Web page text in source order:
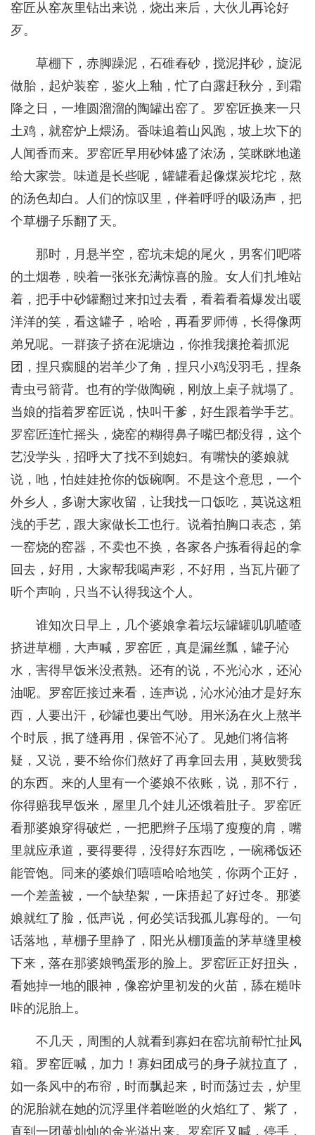
窑匠从窑灰里钻出来说，烧出来后，大伙儿再论好
歹。
草棚下，赤脚躁泥，石碓舂砂，搅泥拌砂，旋泥
做胎，起炉装窑，鉴火上釉，忙了白露赶秋分，到霜
降之日，一堆圆溜溜的陶罐出窑了。罗窑匠换来一只
土鸡，就窑炉上煨汤。香味追着山风跑，坡上坎下的
人闻香而来。罗窑匠早用砂钵盛了浓汤，笑眯眯地递
给大家尝。味道是长些呢，罐罐看起像煤炭坨坨，熬
的汤色却白。人们的惊叹里，伴着呼呼的吸汤声，把
个草棚子乐翻了天。
那时，月悬半空，窑坑未熄的尾火，男客们吧嗒
的土烟卷，映着一张张充满惊喜的脸。女人们扎堆站
着，把手中砂罐翻过来扣过去看，看着看着爆发出暖
洋洋的笑，看这罐子，哈哈，再看罗师傅，长得像两
弟兄呢。一群孩子挤在泥塘边，你推我攘抢着抓泥
团，捏只瘸腿的岩羊少了角，捏只小鸡没羽毛，捏条
青虫弓箭背。也有的学做陶碗，刚放上桌子就塌了。
当娘的指着罗窑匠说，快叫干爹，好生跟着学手艺。
罗窑匠连忙摇头，烧窑的糊得鼻子嘴巴都没得，这个
艺没学头，招呼大了找不到媳妇。有嘴快的婆娘就
说，吔，怕娃娃抢你的饭碗啊。不是这个意思，一个
外乡人，多谢大家收留，让我找一口饭吃，莫说这粗
浅的手艺，跟大家做长工也行。说着拍胸口表态，第
一窑烧的窑器，不卖也不换，各家各户拣看得起的拿
回去，好用，大家帮我喝声彩，不好用，当瓦片砸了
听个声响，只当不认得我这个人。
谁知次日早上，几个婆娘拿着坛坛罐罐叽叽喳喳
挤进草棚，大声喊，罗窑匠，真是漏丝瓢，罐子沁
水，害得早饭米没煮熟。还有的说，不光沁水，还沁
油呢。罗窑匠接过来看，连声说，沁水沁油才是好东
西，人要出汗，砂罐也要出气唦。用米汤在火上熬半
个时辰，抿了缝再用，保管不沁了。见她们将信将
疑，又说，要不给你们熬好了再拿回去用，莫败赞我
的东西。来的人里有一个婆娘不依账，说，那不行，
你得赔我早饭米，屋里几个娃儿还饿着肚子。罗窑匠
看那婆娘穿得破烂，一把肥辫子压塌了瘦瘦的肩，嘴
里就应承道，要得要得，没得好东西吃，一碗稀饭还
能管饱。同来的婆娘们嘻嘻哈哈地笑，你两个正好，
一个差盖被，一个缺垫絮，一床捂起了好过冬。那婆
娘就红了脸，低声说，何必笑话我孤儿寡母的。一句
话落地，草棚子里静了，阳光从棚顶盖的茅草缝里梭
下来，落在那婆娘鸭蛋形的脸上。罗窑匠正好扭头，
看她掉一地的眼神，像窑炉里初发的火苗，舔在糙咔
咔的泥胎上。
不几天，周围的人就看到寡妇在窑坑前帮忙扯风
箱。罗窑匠喊，加力！寡妇团成弓的身子就拉直了，
如一条风中的布帘，时而飘起来，时而荡过去，炉里
的泥胎就在她的沉浮里伴着咝咝的火焰红了、紫了，
直到一团黄灿灿的金光溢出来。罗窑匠又喊，停手，